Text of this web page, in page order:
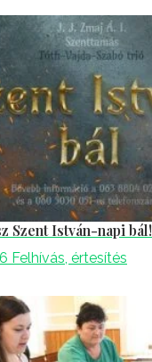
Szent István-napi bál!
Felhívás, értesítés